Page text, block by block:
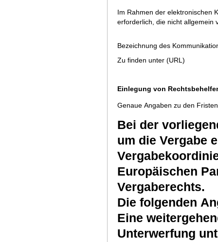
Im Rahmen der elektronischen
erforderlich, die nicht allgemein
Bezeichnung des
Zu finden unter (URL)
Einlegung von
Genaue Angaben zu den
Bei der
um die Vergabe
Europäischen
Vergaberechts.
Die folgenden
Eine
Unterwerfung